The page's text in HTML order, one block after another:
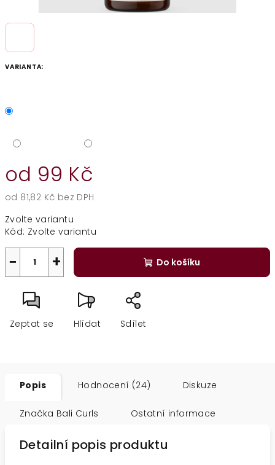
VARIANTA:
od 99 Kč
od 81,82 Kč bez DPH
cena:
Zvolte variantu
Kód: Zvolte variantu
+
− Do košíku
Zeptat se Hlídat Sdílet
Popis Hodnocení (24) Diskuze
Značka Bali Curls Ostatní informace
Detailní popis produktu